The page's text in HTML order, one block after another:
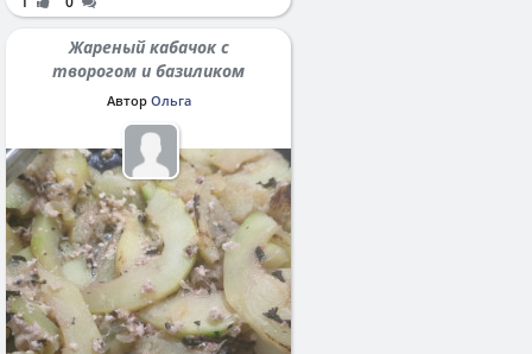
Жареный кабачок с
творогом и базиликом
Автор Ольга